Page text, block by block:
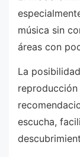
música sin
áreas con
La
escucha,